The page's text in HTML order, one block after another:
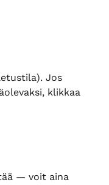
Jos
klikkaa
— voit aina